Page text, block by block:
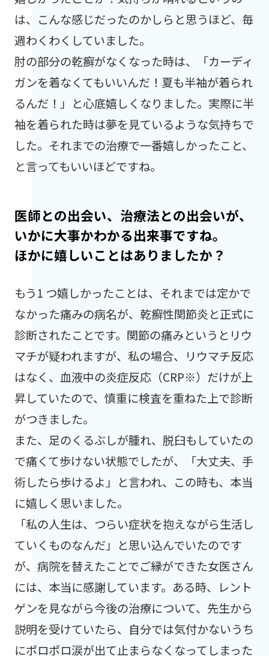
は、こんな感じだったのかしらと思うほど、毎
週わくわくしていました。
肘の部分の乾癬がなくなった時は、「カーディ
ガンを着なくてもいいんだ！夏も半袖が着られ
るんだ！」と心底嬉しくなりました。実際に半
袖を着られた時は夢を見ているような気持ちで
した。それまでの治療で一番嬉しかったこと、
と言ってもいいほどですね。
医師との出会い、治療法との出会いが、
いかに大事かわかる出来事ですね。
ほかに嬉しいことはありましたか？
もう1 つ嬉しかったことは、それまでは定かで
なかった痛みの病名が、乾癬性関節炎と正式に
診断されたことです。関節の痛みというとリウ
マチが疑われますが、私の場合、リウマチ反応
はなく、血液中の炎症反応（CRP※）だけが上
昇していたので、慎重に検査を重ねた上で診断
がつきました。
また、足のくるぶしが腫れ、脱臼もしていたの
で痛くて歩けない状態でしたが、「大丈夫、手
術したら歩けるよ」と言われ、この時も、本当
に嬉しく思いました。
「私の人生は、つらい症状を抱えながら生活し
ていくものなんだ」と思い込んでいたのです
が、病院を替えたことでご縁ができた女医さん
には、本当に感謝しています。ある時、レント
ゲンを見ながら今後の治療について、先生から
説明を受けていたら、自分では気付かないうち
にポロポロ涙が出て止まらなくなってしまった